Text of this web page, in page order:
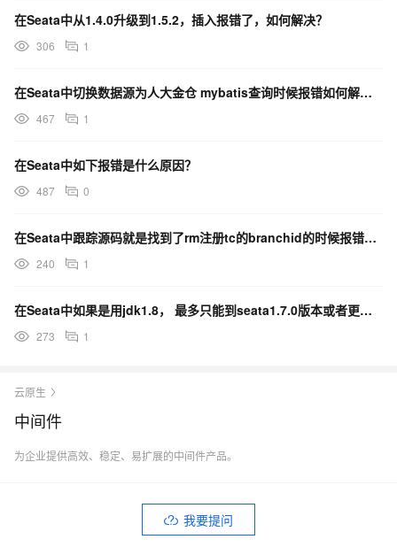
在Seata中从1.4.0升级到1.5.2，插入报错了，如何解决？
306 1
在Seata中切换数据源为人大金仓 mybatis查询时候报错如何解决？
467 1
在Seata中如下报错是什么原因？
487 0
在Seata中跟踪源码就是找到了rm注册tc的branchid的时候报错，如何解决？
240 1
在Seata中如果是用jdk1.8， 最多只能到seata1.7.0版本或者更早版本吗？
273 1
云原生
中间件
为企业提供高效、稳定、易扩展的中间件产品。
我要提问